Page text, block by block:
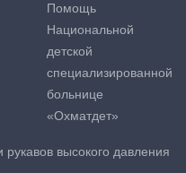
Помощь
Национальной
детской
специализированной
больнице
«Охматдет»
рукавов высокого давления